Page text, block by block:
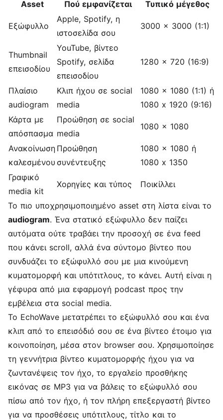
Asset
Πού εμφανίζεται Τυπικό μέγεθος
Εξώφυλλο
Apple, Spotify, η
ιστοσελίδα σου
3000 x 3000 (1:1)
Thumbnail
επεισοδίου
YouTube, βίντεο
Spotify, σελίδα
επεισοδίου
1280 x 720 (16:9)
Πλαίσιο
audiogram
Κλιπ ήχου σε social
media
1080 x 1080 (1:1) ή
1080 x 1920 (9:16)
Κάρτα με
απόσπασμα
Προώθηση σε social
media
1080 x 1080
Ανακοίνωση
καλεσμένου
Προώθηση
συνέντευξης
1080 x 1080 ή
1080 x 1350
Γραφικό
media kit
Χορηγίες και τύπος Ποικίλλει
Το πιο υποχρησιμοποιημένο asset στη λίστα είναι το
audiogram. Ένα στατικό εξώφυλλο δεν παίζει
αυτόματα ούτε τραβάει την προσοχή σε ένα feed
που κάνει scroll, αλλά ένα σύντομο βίντεο που
συνδυάζει το εξώφυλλό σου με μια κινούμενη
κυματομορφή και υπότιτλους, το κάνει. Αυτή είναι η
γέφυρα από μια εφαρμογή podcast προς την
εμβέλεια στα social media.
Το EchoWave μετατρέπει το εξώφυλλό σου και ένα
κλιπ από το επεισόδιό σου σε ένα βίντεο έτοιμο για
κοινοποίηση, μέσα στον browser σου. Χρησιμοποίησε
τη γεννήτρια βίντεο κυματομορφής ήχου για να
ζωντανέψεις τον ήχο, το εργαλείο προσθήκης
εικόνας σε MP3 για να βάλεις το εξώφυλλό σου
πίσω από τον ήχο, ή τον πλήρη επεξεργαστή βίντεο
για να προσθέσεις υπότιτλους, τίτλο και το